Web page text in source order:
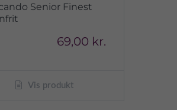
Senior Finest
69,00 kr.
Vis produkt